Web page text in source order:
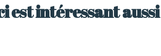
est intéressant aussi